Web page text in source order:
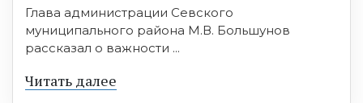
Глава администрации Севского
муниципального района М.В. Большунов
рассказал о важности ...
Читать далее